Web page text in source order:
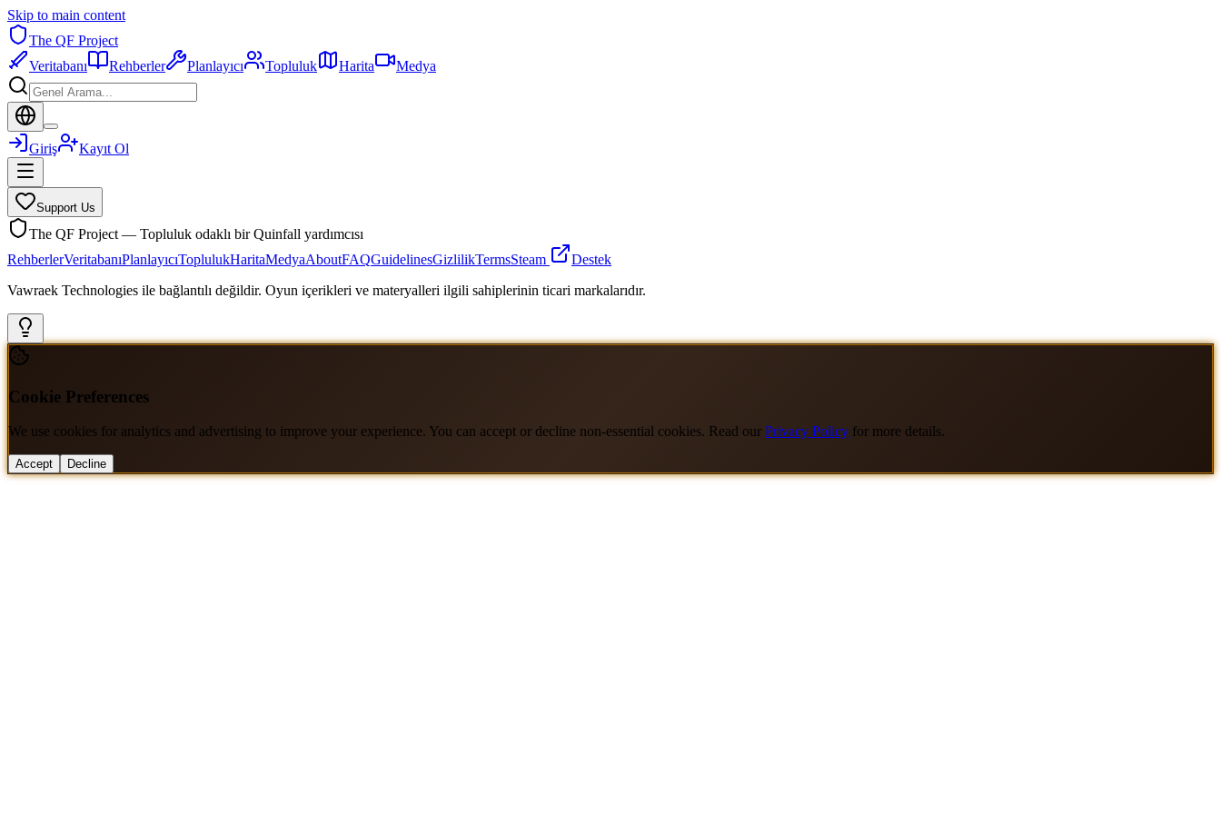
Skip to main content
The QF Project
Veritabanı
Rehberler Planlayıcı Topluluk Harita Medya
Giriş Kayıt Ol
Support Us
The QF Project — Topluluk odaklı bir Quinfall yardımcısı
RehberlerVeritabanıPlanlayıcıToplulukHaritaMedyaAboutFAQGuidelinesGizlilikTermsSteam
Destek
Vawraek Technologies ile bağlantılı değildir. Oyun içerikleri ve materyalleri ilgili sahiplerinin ticari markalarıdır.
Cookie Preferences
We use cookies for analytics and advertising to improve your experience. You can accept or decline non-essential cookies. Read our Privacy Policy for more details.
Accept Decline